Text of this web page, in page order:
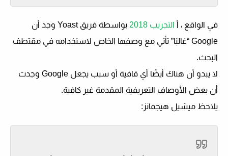
في الواقع ، أ التجريب 2018
بواسطة فريق Yoast وجد أن
Google “غالبًا” تأتي مع وصفها الخاص لاستخدامه في مقتطف
البحث.
لا يبدو أن هناك أيضًا أي قافية أو سبب يجعل Google وجدت
أن بعض الأوصاف التعريفية المقدمة غير كافية.
يلاحظ ميشيل هيجمانز: